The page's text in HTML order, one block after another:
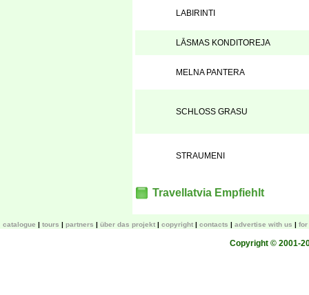
LABIRINTI
LĀSMAS KONDITOREJA
MELNA PANTERA
SCHLOSS GRASU
STRAUMENI
Travellatvia Empfiehlt
catalogue tours partners über das projekt copyright contacts advertise with us for
Copyright © 2001-